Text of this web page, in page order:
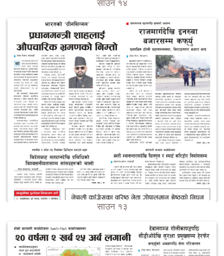
साउन १४
साउन १३